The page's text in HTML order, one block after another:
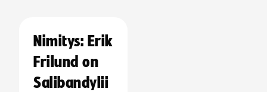
Nimitys: Erik
Frilund on
Salibandylii